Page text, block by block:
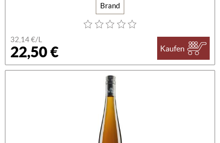
Brand
32,14 €/L
22,50 € Kaufen